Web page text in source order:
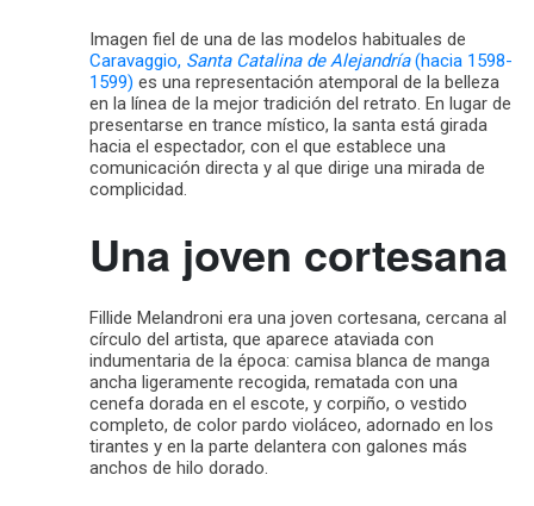
Imagen fiel de una de las modelos habituales de
Caravaggio, Santa Catalina de Alejandría(hacia 1598-
1599) es una representación atemporal de la belleza
en la línea de la mejor tradición del retrato. En lugar de
presentarse en trance místico, la santa está girada
hacia el espectador, con el que establece una
comunicación directa y al que dirige una mirada de
complicidad.
Una joven cortesana
Fillide Melandroni era una joven cortesana, cercana al
círculo del artista, que aparece ataviada con
indumentaria de la época: camisa blanca de manga
ancha ligeramente recogida, rematada con una
cenefa dorada en el escote, y corpiño, o vestido
completo, de color pardo violáceo, adornado en los
tirantes y en la parte delantera con galones más
anchos de hilo dorado.